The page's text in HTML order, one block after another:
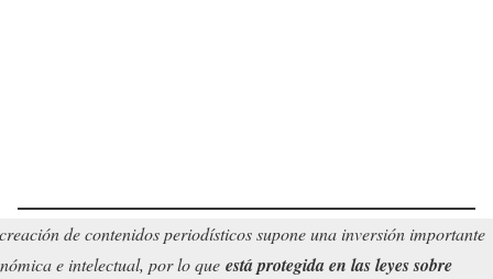
de contenidos periodísticos supone una inversión importante
e intelectual, por lo que está protegida en las leyes sobre